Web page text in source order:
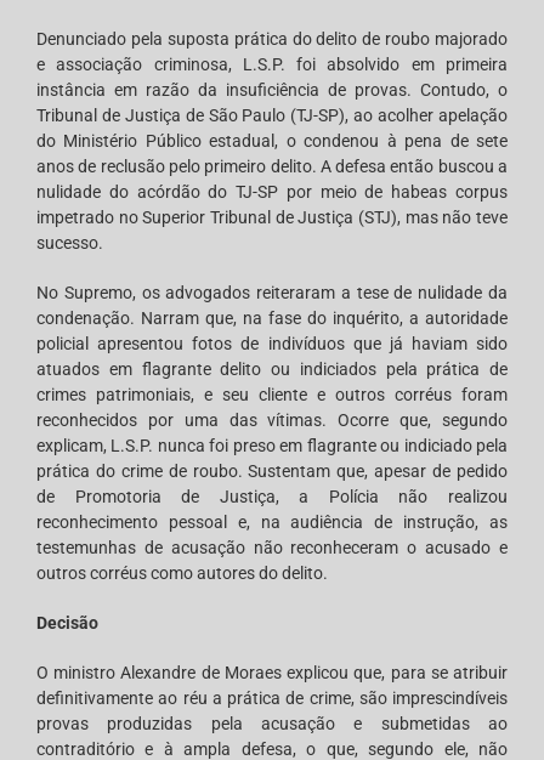
Denunciado pela suposta prática do delito de roubo majorado
e associação criminosa, L.S.P. foi absolvido em primeira
instância em razão da insuficiência de provas. Contudo, o
Tribunal de Justiça de São Paulo (TJ-SP), ao acolher apelação
do Ministério Público estadual, o condenou à pena de sete
anos de reclusão pelo primeiro delito. A defesa então buscou a
nulidade do acórdão do TJ-SP por meio de habeas corpus
impetrado no Superior Tribunal de Justiça (STJ), mas não teve
sucesso.
No Supremo, os advogados reiteraram a tese de nulidade da
condenação. Narram que, na fase do inquérito, a autoridade
policial apresentou fotos de indivíduos que já haviam sido
atuados em flagrante delito ou indiciados pela prática de
crimes patrimoniais, e seu cliente e outros corréus foram
reconhecidos por uma das vítimas. Ocorre que, segundo
explicam, L.S.P. nunca foi preso em flagrante ou indiciado pela
prática do crime de roubo. Sustentam que, apesar de pedido
de Promotoria de Justiça, a Polícia não realizou
reconhecimento pessoal e, na audiência de instrução, as
testemunhas de acusação não reconheceram o acusado e
outros corréus como autores do delito.
Decisão
O ministro Alexandre de Moraes explicou que, para se atribuir
definitivamente ao réu a prática de crime, são imprescindíveis
provas produzidas pela acusação e submetidas ao
contraditório e à ampla defesa, o que, segundo ele, não